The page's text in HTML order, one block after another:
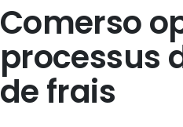
Comerso
processus
de frais